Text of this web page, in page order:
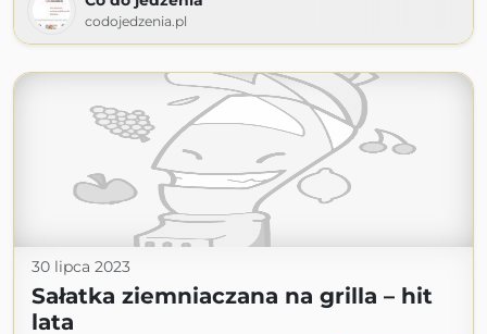
codojedzenia.pl
30 lipca 2023
Sałatka ziemniaczana na grilla – hit
lata